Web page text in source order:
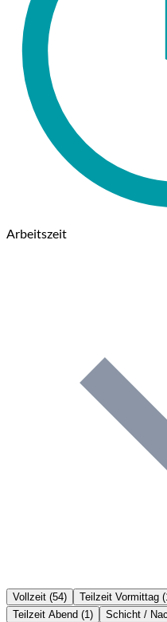
Arbeitszeit
Vollzeit (54) Teilzeit Vormittag
Teilzeit Abend (1) Schicht /